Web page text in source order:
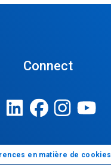
Connect
en matière de cookies